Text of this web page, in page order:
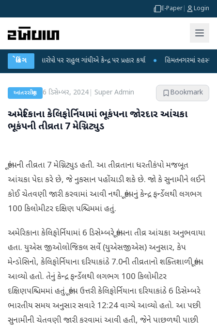
E-Paper Login
બ્રેકિંગ
આરોપો પર રાહુલ ગાંધીએ કેન્દ્ર પર પ્રહાર કર્યા ● હિંમતનગરમાં રહસ્યમય વાયરસ
આંતરરાષ્ટ્રીય 6 ડિસેમ્બર, 2024| Super Admin Bookmark
અમેરિકાના કેલિફોર્નિયામાં ભૂકંપના જોરદાર આંચકા
ભૂકંપની તીવ્રતા 7 મેગ્નિટ્યુડ
ભૂકંપની તીવ્રતા 7 મેગ્નિટ્યુડ હતી. આ તીવ્રતાના ધરતીકંપો મજબૂત
આંચકા પેદા કરે છે, જે નુકસાન પહોંચાડી શકે છે. જો કે સુનામીને લઈને
કોઈ ચેતવણી જારી કરવામાં આવી નથી. ભૂકંપનું કેન્દ્ર ફર્ન્ડેલથી લગભગ
100 કિલોમીટર દક્ષિણ પશ્ચિમમાં હતું.
અમેરિકાના કેલિફોર્નિયામાં 6 ડિસેમ્બરે ભૂકંપના તીવ્ર આંચકા અનુભવાયા
હતા. યુએસ જીઓલોજિકલ સર્વે (યુએસજીએસ) અનુસાર, કેપ
મેન્ડોસિનો, કેલિફોર્નિયાના દરિયાકાંઠે 7.0ની તીવ્રતાનો શક્તિશાળી ભૂકંપ
આવ્યો હતો. તેનું કેન્દ્ર ફર્ન્ડેલથી લગભગ 100 કિલોમીટર
દક્ષિણપશ્ચિમમાં હતું. ભૂકંપ ઉત્તરી કેલિફોર્નિયાના દરિયાકાંઠે 6 ડિસેમ્બરે
ભારતીય સમય અનુસાર સવારે 12:24 વાગ્યે આવ્યો હતો. આ પછી
સુનામીની ચેતવણી જારી કરવામાં આવી હતી, જેને પાછળથી પાછી